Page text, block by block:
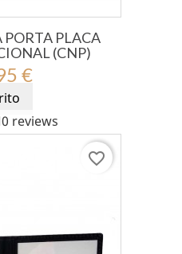
0 reviews
PORTA PLACA
(CNP)
€
favorite_border